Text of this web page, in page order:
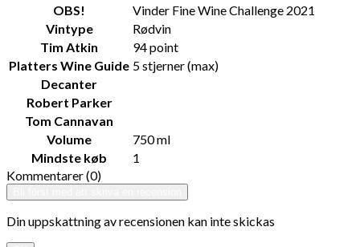
OBS!
Vinder Fine Wine Challenge 2021
Vintype
Rødvin
Tim Atkin
94 point
Platters Wine Guide 5 stjerner (max)
Decanter
Robert Parker
Tom Cannavan
Volume
750 ml
Mindste køb
1
Kommentarer (0)
Din uppskattning av recensionen kan inte skickas